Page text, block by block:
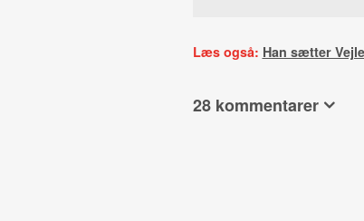
Læs også: Han sætter
28 kommentarer